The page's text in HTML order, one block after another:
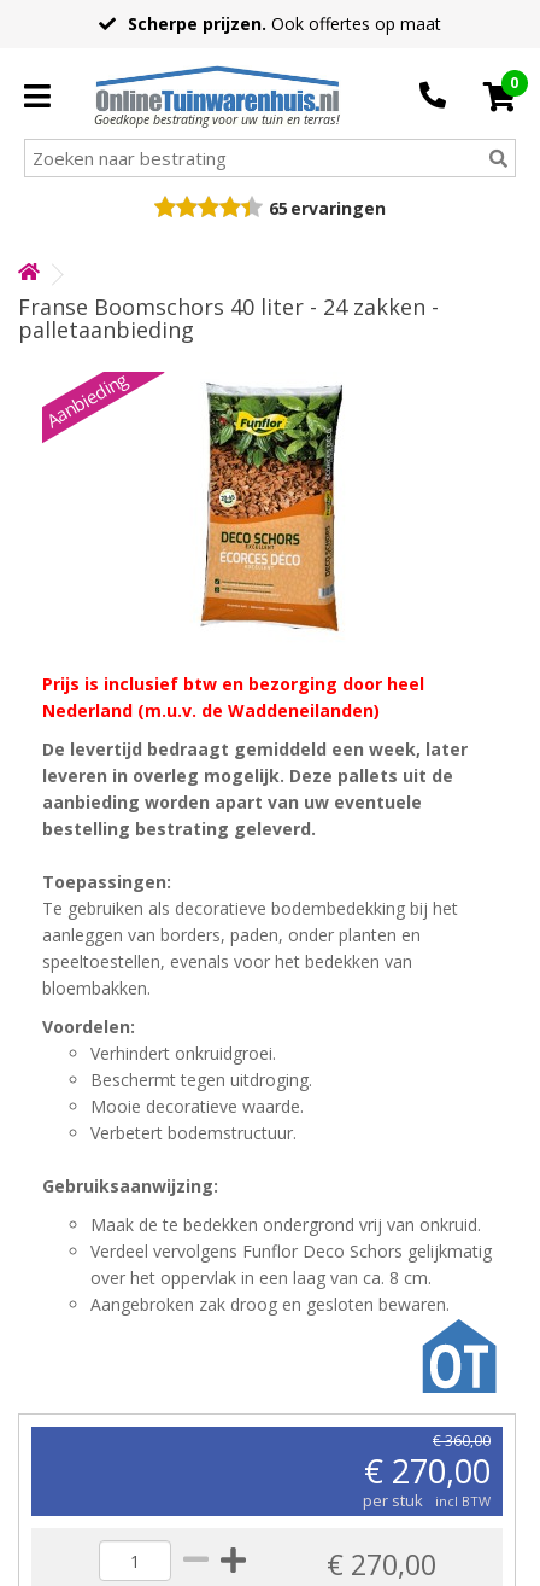
Scherpe prijzen. Ook offertes op maat
Goedkope bestrating voor uw tuin en terras!
0
65 ervaringen
Franse Boomschors 40 liter - 24 zakken -
palletaanbieding
Aanbieding
Prijs is inclusief btw en bezorging door heel
Nederland (m.u.v. de Waddeneilanden)
De levertijd bedraagt gemiddeld een week, later
leveren in overleg mogelijk. Deze pallets uit de
aanbieding worden apart van uw eventuele
bestelling bestrating geleverd.
Toepassingen:
Te gebruiken als decoratieve bodembedekking bij het
aanleggen van borders, paden, onder planten en
speeltoestellen, evenals voor het bedekken van
bloembakken.
Voordelen:
Verhindert onkruidgroei.
Beschermt tegen uitdroging.
Mooie decoratieve waarde.
Verbetert bodemstructuur.
Gebruiksaanwijzing:
Maak de te bedekken ondergrond vrij van onkruid.
Verdeel vervolgens Funflor Deco Schors gelijkmatig
over het oppervlak in een laag van ca. 8 cm.
Aangebroken zak droog en gesloten bewaren.
€ 360,00
€ 270,00
per stuk incl BTW
€ 270,00